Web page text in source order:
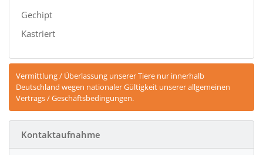
Gechipt
Kastriert
Vermittlung / Überlassung unserer Tiere nur innerhalb
Deutschland wegen nationaler Gültigkeit unserer allgemeinen
Vertrags / Geschäftsbedingungen.
Kontaktaufnahme